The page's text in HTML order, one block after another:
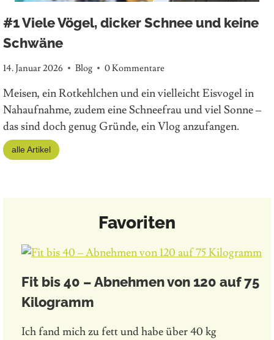
#1 Viele Vögel, dicker Schnee und keine
Schwäne
14. Januar 2026 Blog 0 Kommentare
Meisen, ein Rotkehlchen und ein vielleicht Eisvogel in
Nahaufnahme, zudem eine Schneefrau und viel Sonne –
das sind doch genug Gründe, ein Vlog anzufangen.
alle Artikel
Favoriten
Fit bis 40 – Abnehmen von 120 auf 75
Kilogramm
Ich fand mich zu fett und habe über 40 kg